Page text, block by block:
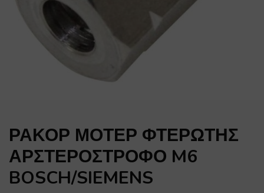
ΡΑΚΟΡ ΜΟΤΕΡ ΦΤΕΡΩΤΗΣ
ΑΡΣΤΕΡΟΣΤΡΟΦΟ M6
BOSCH/SIEMENS